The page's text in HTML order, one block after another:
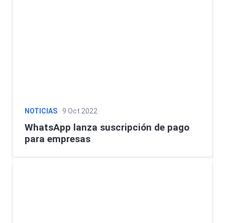
NOTICIAS 9 Oct 2022
WhatsApp lanza suscripción de pago
para empresas